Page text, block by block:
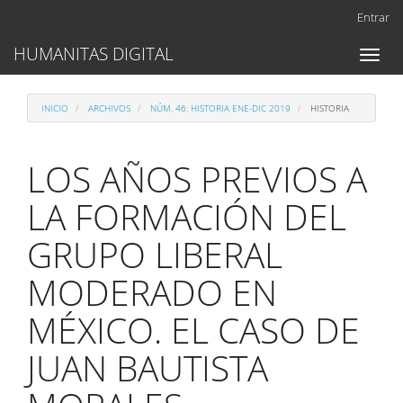
Contenido
principal
lateral
Entrar
Toggle
HUMANITAS DIGITAL
INICIO ARCHIVOS NÚM. 46: HISTORIA ENE-DIC 2019 HISTORIA
LOS AÑOS PREVIOS A
LA FORMACIÓN DEL
GRUPO LIBERAL
MODERADO EN
MÉXICO. EL CASO DE
JUAN BAUTISTA